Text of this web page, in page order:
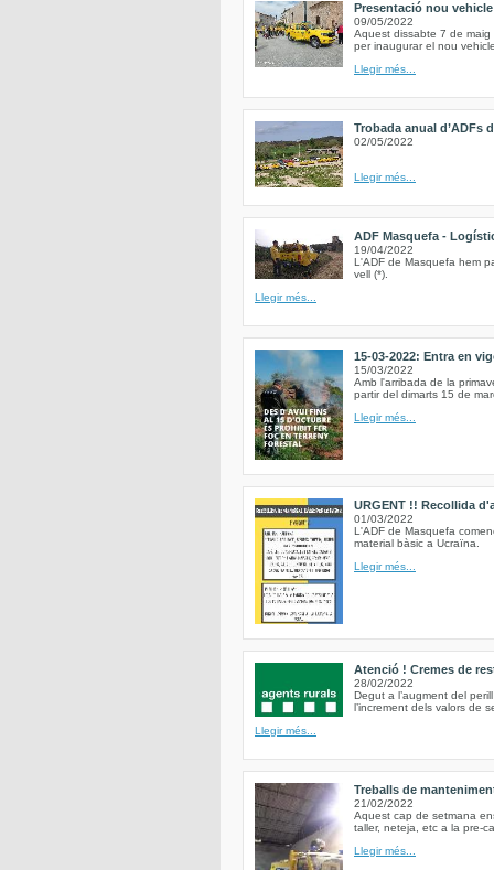
Presentació nou
09/05/2022
Aquest dissabte 7 de
per inaugurar el nou
Llegir més...
Trobada anual d’ADFs
02/05/2022
Llegir més...
ADF Masquefa -
19/04/2022
L'ADF de Masquefa hem
vell (*).
Llegir més...
15-03-2022: Entra en
15/03/2022
Amb l'arribada de la
partir del dimarts 15 de
Llegir més...
URGENT !! Recollida
01/03/2022
L'ADF de Masquefa
material bàsic a Ucraïna.
Llegir més...
Atenció ! Cremes de
28/02/2022
Degut a l’augment del
l’increment dels valors de
Llegir més...
Treballs de
21/02/2022
Aquest cap de setmana
taller, neteja, etc a la pre-
Llegir més...